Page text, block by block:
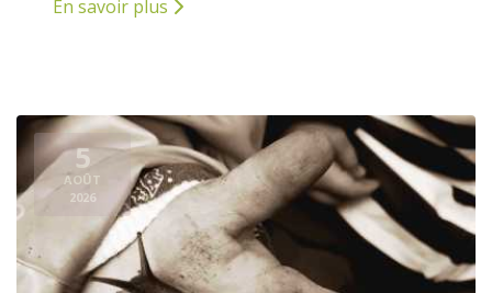
En savoir plus
5
AOÛT
2026